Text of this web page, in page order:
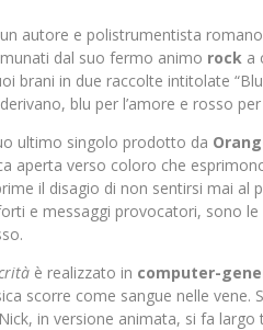
autore e polistrumentista
dal suo fermo animo rock a
brani in due raccolte intitolate
blu per l’amore e rosso per
ultimo singolo prodotto da
aperta verso coloro che
il disagio di non sentirsi mai
e messaggi provocatori, sono
è realizzato in computer-
scorre come sangue nelle
in versione animata, si fa